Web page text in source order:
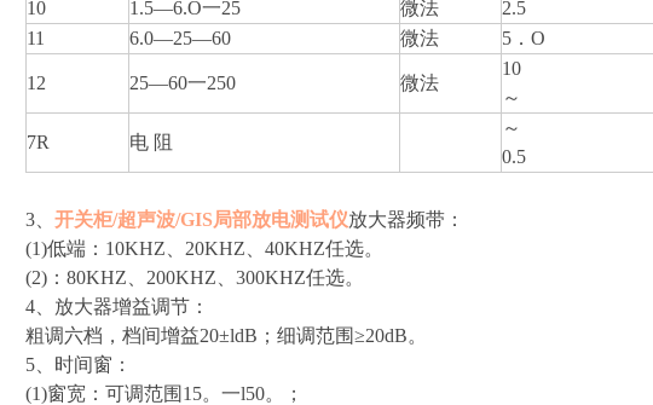
10
1.5—6.O一25 微法
2.5
11
6.0—25—60 微法 5．O
12 25—60一250 微法
10
～
7R 电 阻
～
0.5
3、 开关柜/超声波/GIS局部放电测试仪放大器频带：
(1)低端：10KHZ、20KHZ、40KHZ任选。
(2)：80KHZ、200KHZ、300KHZ任选。
4、放大器增益调节：
粗调六档，档间增益20±ldB；细调范围≥20dB。
5、时间窗：
(1)窗宽：可调范围15。一l50。；